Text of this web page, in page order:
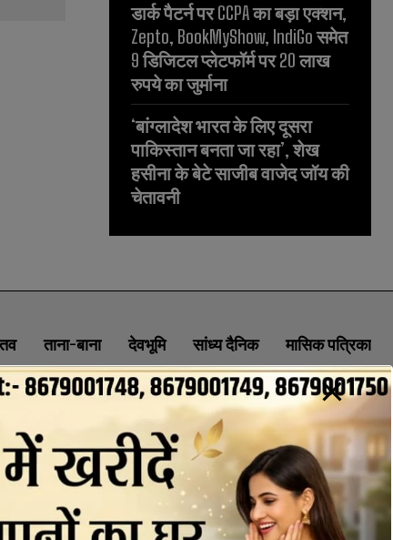
डार्क पैटर्न पर CCPA का बड़ा एक्शन,
Zepto, BookMyShow, IndiGo समेत
9 डिजिटल प्लेटफॉर्म पर 20 लाख
रुपये का जुर्माना
‘बांग्लादेश भारत के लिए दूसरा
पाकिस्तान बनता जा रहा’, शेख
हसीना के बेटे साजीब वाजेद जॉय की
चेतावनी
ताना-बाना देवभूमि सांध्य दैनिक मासिक पत्रिका
CONTACT PRIVACY POLICY NEWSLETTER
CONTACT INFORMATION
uttaranchaldeep.news@gmail.com